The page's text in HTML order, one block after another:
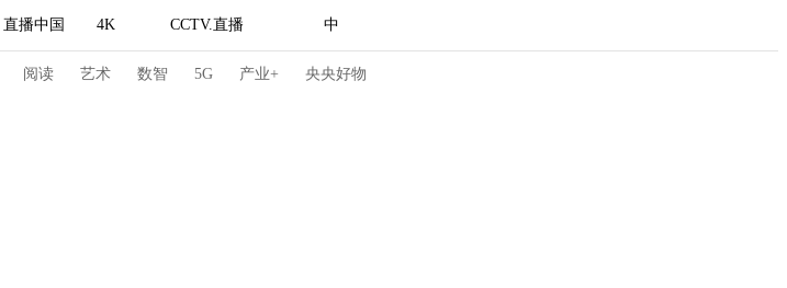
直播中国 4K CCTV.直播 中
阅读 艺术 数智 5G 产业+ 央央好物